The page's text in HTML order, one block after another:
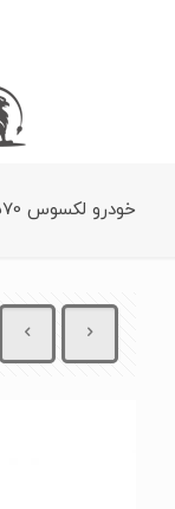
خودرو لکسوس LX570 اتوماتیک سال 2013